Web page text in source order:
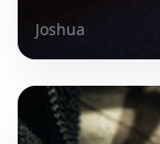
Joshua